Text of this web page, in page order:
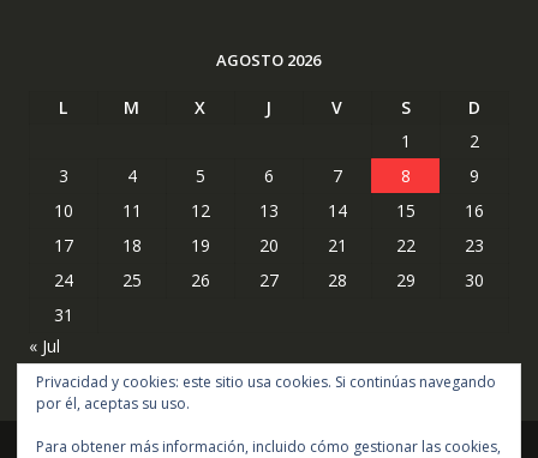
AGOSTO 2026
L M X J V S
D
1
2
3
4 5 6 7 8
9
10
11 12 13 14 15
16
17
18 19 20 21 22
23
24
25 26 27 28 29
30
31
« Jul
Privacidad y cookies: este sitio usa cookies. Si continúas navegando
por él, aceptas su uso.
Para obtener más información, incluido cómo gestionar las cookies,